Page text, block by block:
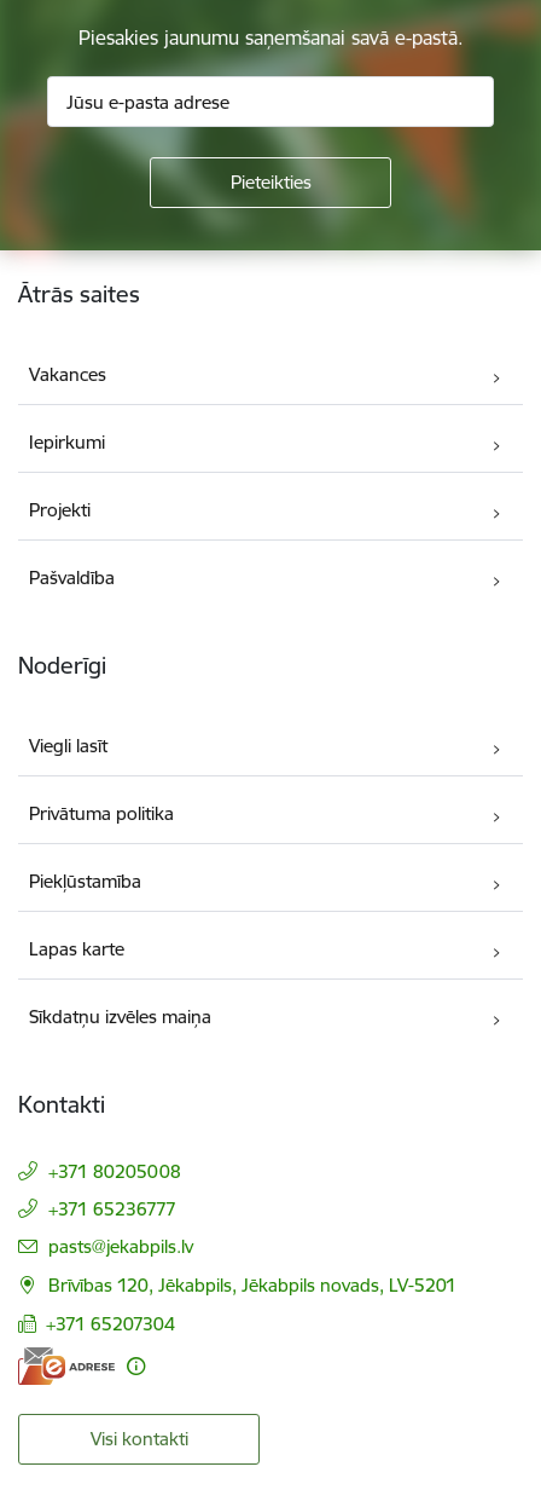
Piesakies jaunumu saņemšanai savā e-pastā.
Kājene
Ātrās saites
Vakances
Iepirkumi
Projekti
Pašvaldība
Noderīgi
Viegli lasīt
Privātuma politika
Piekļūstamība
Lapas karte
Sīkdatņu izvēles maiņa
Kontakti
+371 80205008
+371 65236777
E-pasts:
pasts@jekabpils.lv
Brīvības 120, Jēkabpils, Jēkabpils novads, LV-5201
+371 65207304
Visi kontakti